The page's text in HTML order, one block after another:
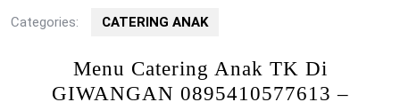
Categories: CATERING ANAK
Menu Catering Anak TK Di
GIWANGAN 0895410577613 –